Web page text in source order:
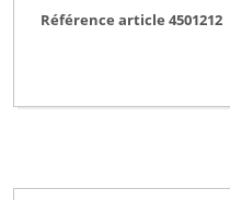
Référence article 4501212